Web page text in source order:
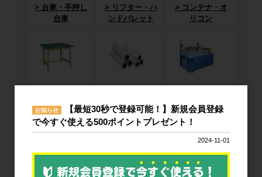
台車・手押し
台車
リフター・ハ
ンドパレット
コンテナ・オ
リコン
ノーパンクタ
作業環境改善 廃棄物減容機
お知らせ
【最短30秒で登録可能！】新規会員登録
で今すぐ使える500ポイントプレゼント！
2024-11-01